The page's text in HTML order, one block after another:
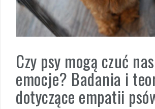
Czy psy mogą czuć
emocje? Badania i
dotyczące empatii